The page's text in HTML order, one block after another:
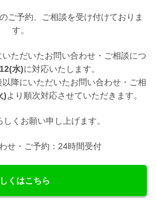
ご予約、ご相談を受け付けておりま
す。
ただいたお問い合わせ・ご相談につ
水)に対応いたします。
降にいただいたお問い合わせ・ご相
)より順次対応させていただきます。
くお願い申し上げます。
せ・ご予約：24時間受付
くはこちら